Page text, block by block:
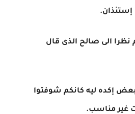
نظرا الى صالح الذى قال
إكده ليه كانكم شوفتوا
غير مناسب.